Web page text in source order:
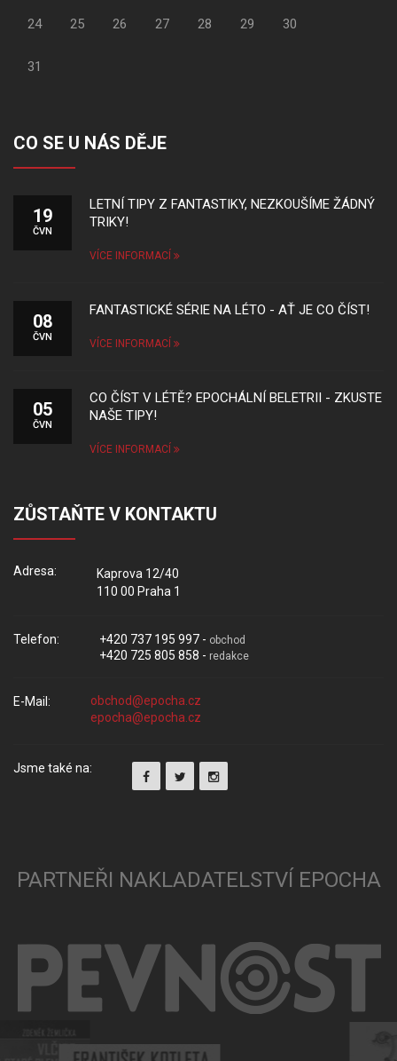
24 25 26 27 28 29 30
31
CO SE U NÁS DĚJE
19
ČVN
LETNÍ TIPY Z FANTASTIKY, NEZKOUŠÍME ŽÁDNÝ
TRIKY!
VÍCE INFORMACÍ
08
ČVN
FANTASTICKÉ SÉRIE NA LÉTO - AŤ JE CO ČÍST!
VÍCE INFORMACÍ
05
ČVN
CO ČÍST V LÉTĚ? EPOCHÁLNÍ BELETRII - ZKUSTE
NAŠE TIPY!
VÍCE INFORMACÍ
ZŮSTAŇTE V KONTAKTU
Adresa:
Kaprova 12/40
110 00 Praha 1
Telefon: +420 737 195 997 - obchod
+420 725 805 858 - redakce
E-Mail:
Jsme také na:
PARTNEŘI NAKLADATELSTVÍ EPOCHA